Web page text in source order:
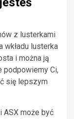
z lusterkami
wkładu lusterka
i można ją
podpowiemy Ci,
się lepszym
ASX może być